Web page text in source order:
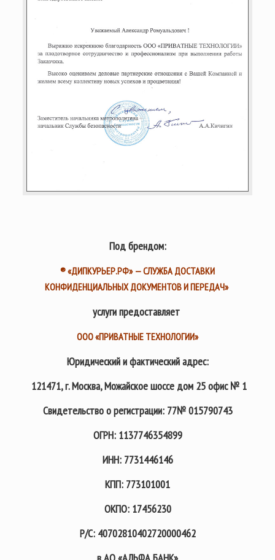
Под брендом:
® «ДИПКУРЬЕР.РФ» — СЛУЖБА ДОСТАВКИ
КОНФИДЕНЦИАЛЬНЫХ ДОКУМЕНТОВ И ПЕРЕДАЧ»
услуги предоставляет
ООО «ПРИВАТНЫЕ ТЕХНОЛОГИИ»
Юридический и фактический адрес:
121471, г. Москва, Можайское шоссе дом 25офис№ 1
Свидетельство о регистрации: 77№015790743
ОГРН: 1137746354899
ИНН: 7731446146
КПП: 773101001
ОКПО: 17456230
Р/С: 40702810402720000462